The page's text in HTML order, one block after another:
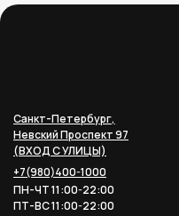
Санкт-Петербург,
Невский Проспект 97
(ВХОД С УЛИЦЫ)
+7(980)400-1000
ПН-ЧТ 11:00-22:00
ПТ-ВС 11:00-22:00